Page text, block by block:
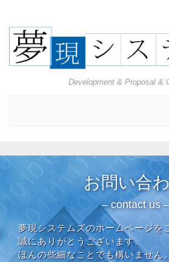
Development & Proposal &
お問い合
– contact us –
夢現システムズのホームページを
誠にありがとうございます。
ほんの些細なことでも構いません。